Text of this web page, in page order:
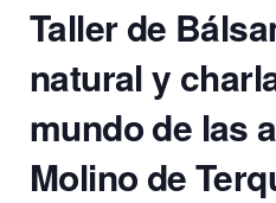
Taller de
natural y
mundo de las
Molino de